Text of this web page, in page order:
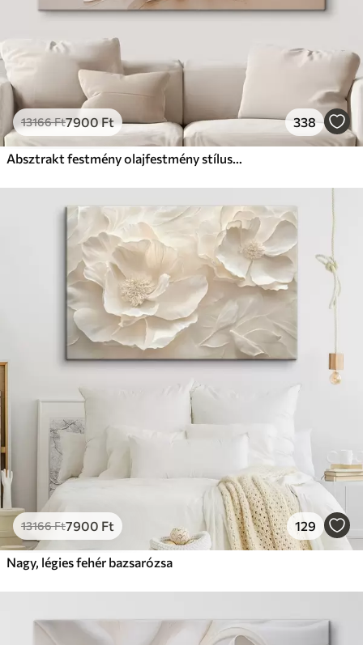
13166Ft7900Ft 338
Absztrakt festmény olajfestmény stílusban
13166Ft7900 Ft 129
Nagy, légies fehér bazsarózsa